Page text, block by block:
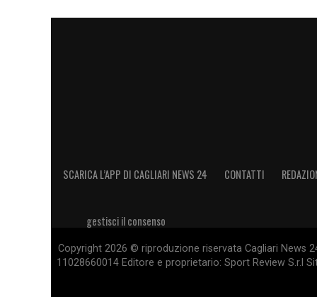
SCARICA L’APP DI CAGLIARI NEWS 24 CONTATTI
gestisci il consenso
Copyright 2026 © riproduzione riservata Cagliari News
11028660014 Editore e proprietario: Sport Review S.r.l